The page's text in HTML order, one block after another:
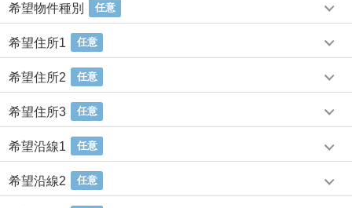
希望物件種別 任意
希望住所1 任意
希望住所2 任意
希望住所3 任意
希望沿線1 任意
希望沿線2 任意